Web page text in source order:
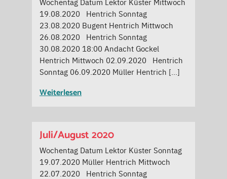
19.08.2020 Hentrich Sonntag
23.08.2020 Bugent Hentrich Mittwoch
26.08.2020 Hentrich Sonntag
30.08.2020 18:00 Andacht Gockel
Hentrich Mittwoch 02.09.2020 Hentrich
Sonntag 06.09.2020 Müller Hentrich […]
Weiterlesen
Juli/August 2020
Wochentag Datum Lektor Küster Sonntag
19.07.2020 Müller Hentrich Mittwoch
22.07.2020 Hentrich Sonntag